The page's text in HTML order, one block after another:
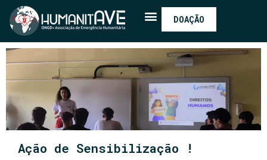
DOAÇÃO
Ação de Sensibilização !